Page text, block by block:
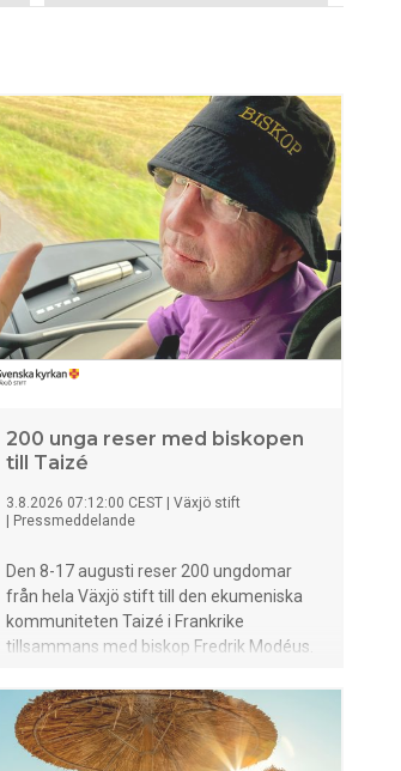
200 unga reser med biskopen
till Taizé
3.8.2026 07:12:00 CEST
Växjö stift
Pressmeddelande
Den 8-17 augusti reser 200 ungdomar
från hela Växjö stift till den ekumeniska
kommuniteten Taizé i Frankrike
tillsammans med biskop Fredrik Modéus.